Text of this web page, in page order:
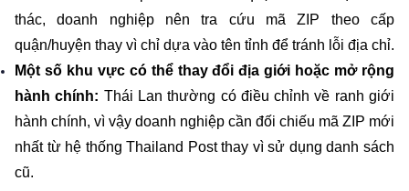
thác, doanh nghiệp nên tra cứu mã ZIP theo cấp
quận/huyện thay vì chỉ dựa vào tên tỉnh để tránh lỗi địa chỉ.
Một số khu vực có thể thay đổi địa giới hoặc mở rộng
hành chính: Thái Lan thường có điều chỉnh về ranh giới
hành chính, vì vậy doanh nghiệp cần đối chiếu mã ZIP mới
nhất từ hệ thống Thailand Post thay vì sử dụng danh sách
cũ.